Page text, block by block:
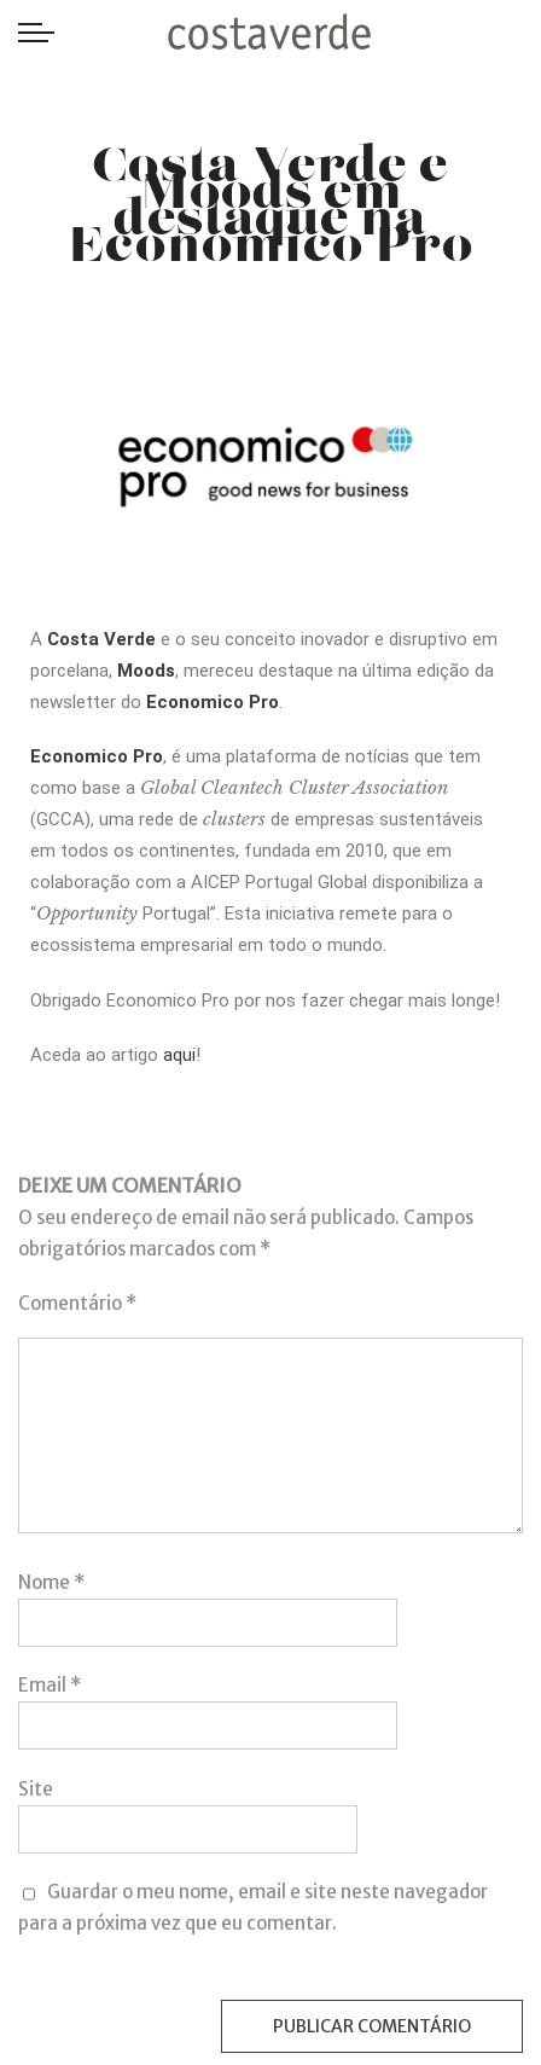
Costa Verde e
Moods em
destaque na
Economico Pro
A Costa Verde e o seu conceito inovador e disruptivo em
porcelana, Moods, mereceu destaque na última edição da
newsletter do Economico Pro.
Economico Pro, é uma plataforma de notícias que tem
como base a Global Cleantech Cluster Association
(GCCA), uma rede de clusters de empresas sustentáveis
em todos os continentes, fundada em 2010, que em
colaboração com a AICEP Portugal Global disponibiliza a
“Opportunity Portugal”. Esta iniciativa remete para o
ecossistema empresarial em todo o mundo.
Obrigado Economico Pro por nos fazer chegar mais longe!
Aceda ao artigo aqui!
DEIXE UM COMENTÁRIO
O seu endereço de email não será publicado. Campos
obrigatórios marcados com *
Comentário *
Nome *
Email *
Site
Guardar o meu nome, email e site neste navegador
para a próxima vez que eu comentar.